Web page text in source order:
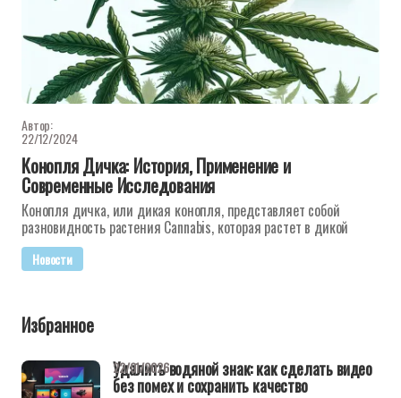
Автор:
22/12/2024
Конопля Дичка: История, Применение и
Современные Исследования
Конопля дичка, или дикая конопля, представляет собой
разновидность растения Cannabis, которая растет в дикой
Новости
Избранное
Удалить водяной знак: как сделать видео
без помех и сохранить качество
22/01/2026